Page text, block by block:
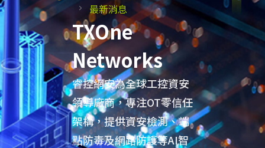
最新消息
TXOne
Networks
睿控網安為全球工控資安
領導廠商，專注OT零信任
架構，提供資安檢測、端
點防毒及網路防護等AI智